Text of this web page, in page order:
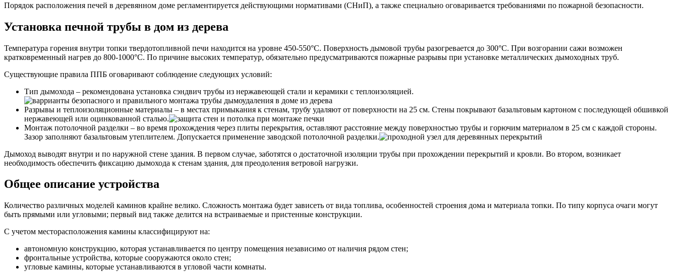
Порядок расположения печей в деревянном доме регламентируется действующими нормативами (СНиП), а также специально оговаривается требованиями по пожарной безопасности.
Установка печной трубы в дом из дерева
Температура горения внутри топки твердотопливной печи находится на уровне 450-550°С. Поверхность дымовой трубы разогревается до 300°С. При возгорании сажи возможен
кратковременный нагрев до 800-1000°С. По причине высоких температур, обязательно предусматриваются пожарные разрывы при установке металлических дымоходных труб.
Существующие правила ППБ оговаривают соблюдение следующих условий:
Тип дымохода – рекомендована установка сэндвич трубы из нержавеющей стали и керамики с теплоизоляцией.
Разрывы и теплоизоляционные материалы – в местах примыкания к стенам, трубу удаляют от поверхности на 25 см. Стены покрывают базальтовым картоном с последующей обшивкой
нержавеющей или оцинкованной сталью.
Монтаж потолочной разделки – во время прохождения через плиты перекрытия, оставляют расстояние между поверхностью трубы и горючим материалом в 25 см с каждой стороны.
Зазор заполняют базальтовым утеплителем. Допускается применение заводской потолочной разделки.
Дымоход выводят внутри и по наружной стене здания. В первом случае, заботятся о достаточной изоляции трубы при прохождении перекрытий и кровли. Во втором, возникает
необходимость обеспечить фиксацию дымохода к стенам здания, для преодоления ветровой нагрузки.
Общее описание устройства
Количество различных моделей каминов крайне велико. Сложность монтажа будет зависеть от вида топлива, особенностей строения дома и материала топки. По типу корпуса очаги могут
быть прямыми или угловыми; первый вид также делится на встраиваемые и пристенные конструкции.
С учетом месторасположения камины классифицируют на:
автономную конструкцию, которая устанавливается по центру помещения независимо от наличия рядом стен;
фронтальные устройства, которые сооружаются около стен;
угловые камины, которые устанавливаются в угловой части комнаты.